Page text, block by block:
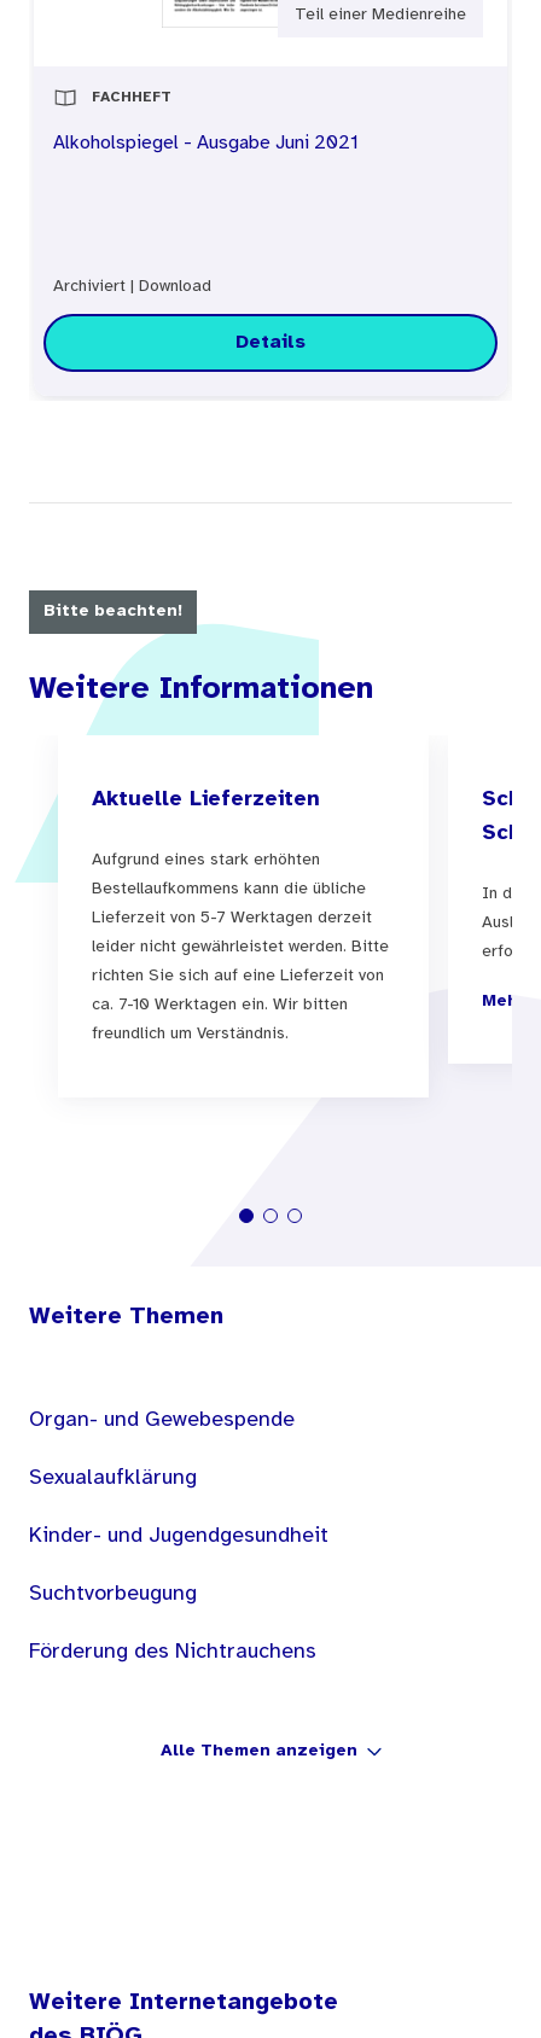
Teil einer Medienreihe
FACHHEFT
Alkoholspiegel - Ausgabe Juni 2021
Archiviert Download
Details
Bitte beachten!
Weitere Informationen
Aktuelle Lieferzeiten
Aufgrund eines stark erhöhten
Bestellaufkommens kann die übliche
Lieferzeit von 5-7 Werktagen derzeit
leider nicht gewährleistet werden. Bitte
richten Sie sich auf eine Lieferzeit von
ca. 7-10 Werktagen ein. Wir bitten
freundlich um Verständnis.
In der
Mehr
Weitere Themen
Organ- und Gewebespende
Sexualaufklärung
Kinder- und Jugendgesundheit
Suchtvorbeugung
Förderung des Nichtrauchens
Alle Themen anzeigen
Weitere Internetangebote